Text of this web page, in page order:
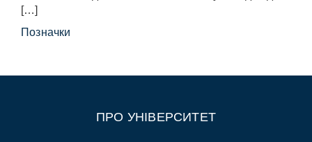
[…]
Позначки
ПРО УНІВЕРСИТЕТ